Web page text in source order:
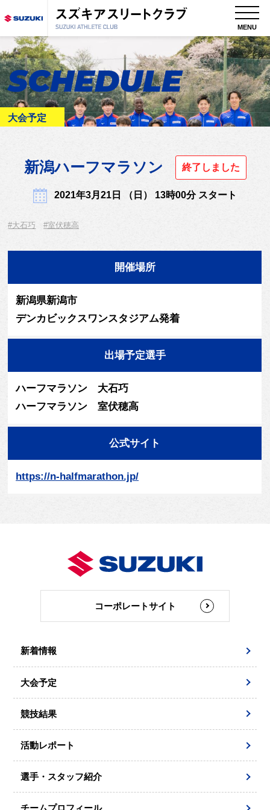
MENU
SCHEDULE
大会予定
新潟ハーフマラソン 終了しました
2021年3月21日 （日） 13時00分 スタート
#大石巧 #室伏穂高
開催場所
新潟県新潟市
デンカビックスワンスタジアム発着
出場予定選手
ハーフマラソン 大石巧
ハーフマラソン 室伏穂高
公式サイト
https://n-halfmarathon.jp/
コーポレートサイト
新着情報
大会予定
競技結果
活動レポート
選手・スタッフ紹介